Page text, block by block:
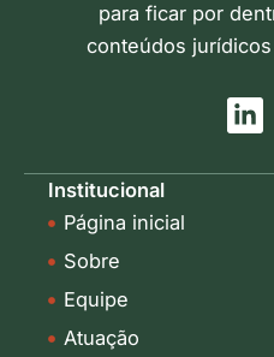
para ficar por
conteúdos
L
i
k
Institucional
Página inicial
Sobre
Equipe
Atuação